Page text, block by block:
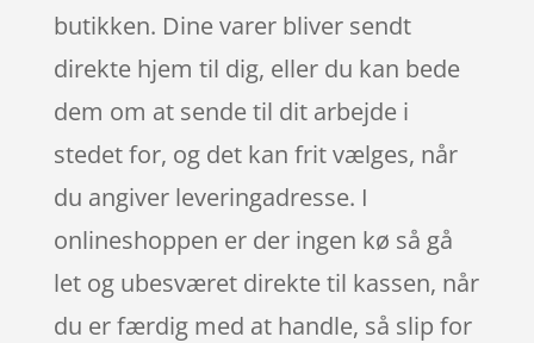
butikken. Dine varer bliver sendt
direkte hjem til dig, eller du kan bede
dem om at sende til dit arbejde i
stedet for, og det kan frit vælges, når
du angiver leveringadresse. I
onlineshoppen er der ingen kø så gå
let og ubesværet direkte til kassen, når
du er færdig med at handle, så slip for